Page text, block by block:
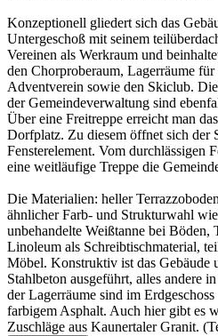
Konzeptionell gliedert sich das
Untergeschoß mit seinem
Vereinen als Werkraum und
den Chorproberaum, Lagerräume
Adventverein sowie den Skiclub.
der Gemeindeverwaltung sind
Über eine Freitreppe erreicht man
Dorfplatz. Zu diesem öffnet sich der
Fensterelement. Vom durchlässigen
eine weitläufige Treppe die
Die Materialien: heller
ähnlicher Farb- und Strukturwahl
unbehandelte Weißtanne bei Böden,
Linoleum als Schreibtischmaterial,
Möbel. Konstruktiv ist das Gebäude
Stahlbeton ausgeführt, alles andere
der Lagerräume sind im
farbigem Asphalt. Auch hier gibt es
Zuschläge aus Kaunertaler Granit.